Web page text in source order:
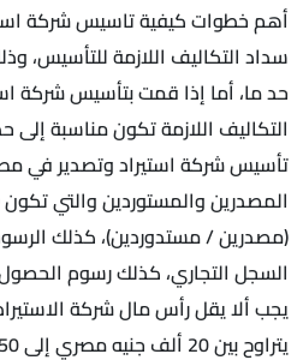
أهم خطوات كيفية تاسيس شركة
سداد التكاليف اللازمة للتأسيس،
حد ما، أما إذا قمت بتأسيس شركة
التكاليف اللازمة تكون مناسبة
تأسيس شركة استيراد وتصدير في
(مصدرين / مستدوردين)، كذلك
السجل التجاري، كذلك رسوم الحصول
يجب ألا يقل رأس مال شركة